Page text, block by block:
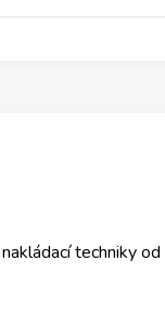
techniky